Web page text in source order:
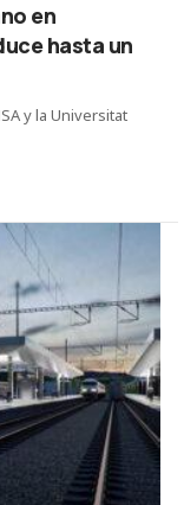
en
hasta un
y la Universitat